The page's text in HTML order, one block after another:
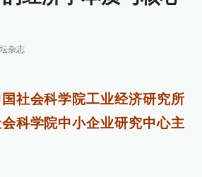
杂志
社会科学院工业经济研究所
科学院中小企业研究中心主